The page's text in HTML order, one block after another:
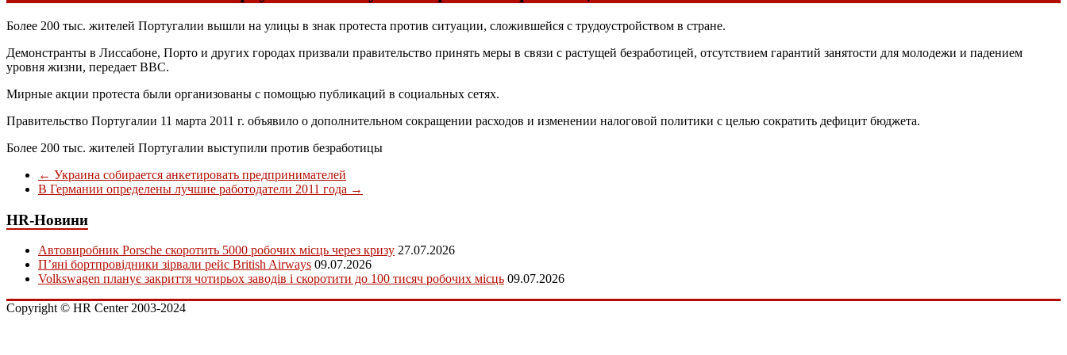
Более 200 тыс. жителей Португалии вышли на улицы в знак протеста против ситуации, сложившейся с трудоустройством в стране.
Демонстранты в Лиссабоне, Порто и других городах призвали правительство принять меры в связи с растущей безработицей, отсутствием гарантий занятости для молодежи и падением
уровня жизни, передает ВВС.
Мирные акции протеста были организованы с помощью публикаций в социальных сетях.
Правительство Португалии 11 марта 2011 г. объявило о дополнительном сокращении расходов и изменении налоговой политики с целью сократить дефицит бюджета.
Более 200 тыс. жителей Португалии выступили против безработицы
← Украина собирается анкетировать предпринимателей
В Германии определены лучшие работодатели 2011 года →
HR-Новини
Автовиробник Porsche скоротить 5000 робочих місць через кризу 27.07.2026
П’яні бортпровідники зірвали рейс British Airways 09.07.2026
Volkswagen планує закриття чотирьох заводів і скоротити до 100 тисяч робочих місць 09.07.2026
Copyright © HR Center 2003-2024